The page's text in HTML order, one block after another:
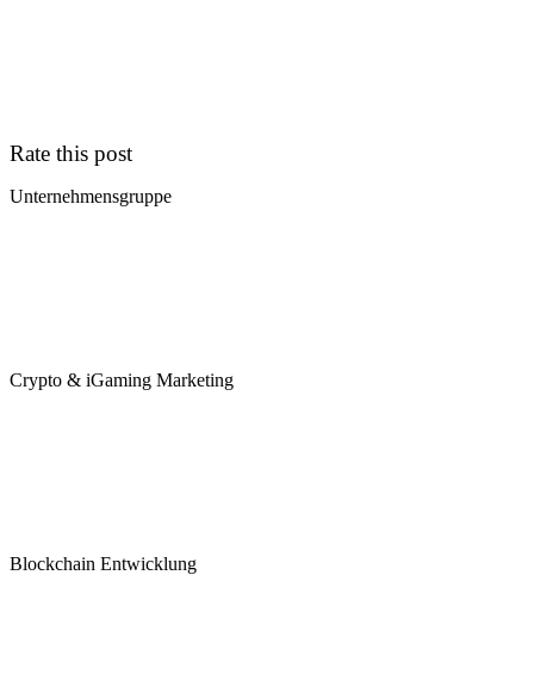
Rate this post
Unternehmensgruppe
Crypto & iGaming Marketing
Blockchain Entwicklung